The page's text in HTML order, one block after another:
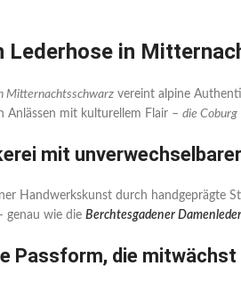
Lederhose in
Mitternachtsschwarz vereint alpine
Anlässen mit kulturellem Flair – die Coburg
mit
Handwerkskunst durch handgeprägte
genau wie die Berchtesgadener
Passform, die mitwächst